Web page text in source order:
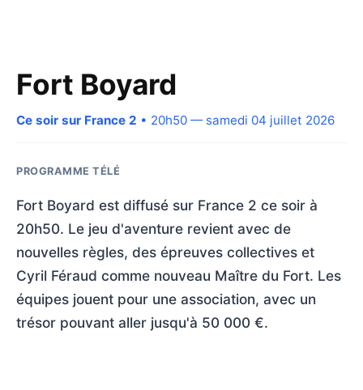
Fort Boyard
Ce soir sur France 2 • 20h50 — samedi 04 juillet 2026
PROGRAMME TÉLÉ
Fort Boyard est diffusé sur France 2 ce soir à
20h50. Le jeu d'aventure revient avec de
nouvelles règles, des épreuves collectives et
Cyril Féraud comme nouveau Maître du Fort. Les
équipes jouent pour une association, avec un
trésor pouvant aller jusqu'à 50 000 €.